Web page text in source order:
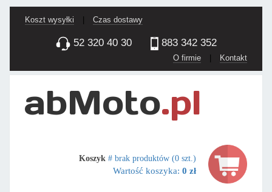
Koszt wysyłki Czas dostawy
52 320 40 30 883 342 352
O firmie | Kontakt
Koszyk # brak produktów (0 szt.)
Wartość koszyka: 0 zł